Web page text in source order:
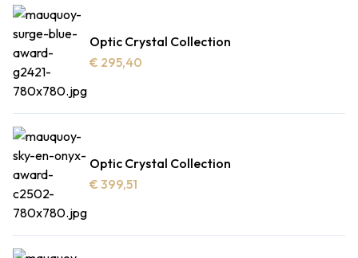
Optic Crystal Collection
€ 295,40
Optic Crystal Collection
€ 399,51